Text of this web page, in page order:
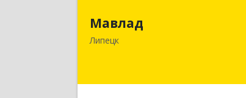
Мавлад
Липецк
398046, Липецкая обл,